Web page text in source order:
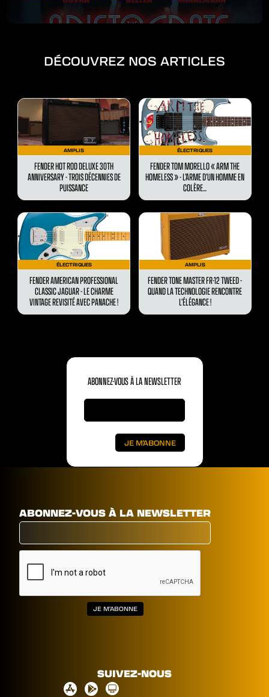
DÉCOUVREZ NOS ARTICLES
AMPLIS
FENDER HOT ROD DELUXE 30TH
ANNIVERSARY - TROIS DÉCENNIES DE
PUISSANCE
ÉLECTRIQUES
FENDER TOM MORELLO « ARM THE
HOMELESS » - L’ARME D’UN HOMME EN
COLÈRE...
ÉLECTRIQUES
FENDER AMERICAN PROFESSIONAL
CLASSIC JAGUAR - LE CHARME
VINTAGE REVISITÉ AVEC PANACHE !
AMPLIS
FENDER TONE MASTER FR-12 TWEED -
QUAND LA TECHNOLOGIE RENCONTRE
L’ÉLÉGANCE !
ABONNEZ-VOUS À LA NEWSLETTER
ABONNEZ-VOUS À LA NEWSLETTER
SUIVEZ-NOUS